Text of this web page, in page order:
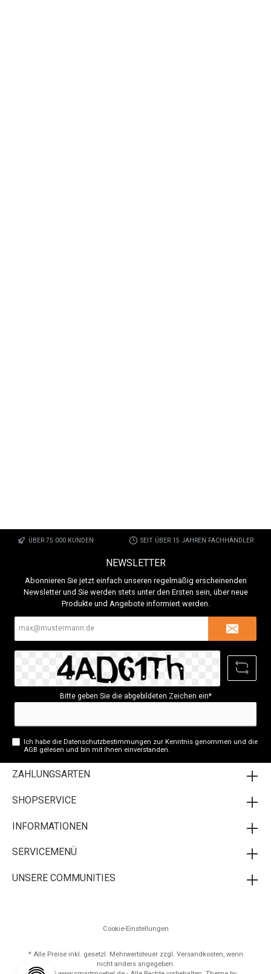
ÜBER 75.000 KUNDEN SEIT ÜBER 15 JAHREN FACHHÄNDLER
NEWSLETTER
Abonnieren Sie jetzt einfach unseren regelmäßig erscheinenden
Newsletter und Sie werden stets unter den Ersten sein, über neue
Produkte und Angebote informiert werden.
Bitte geben Sie die abgebildeten Zeichen ein*
Ich habe dieDatenschutzbestimmungen zur Kenntnis genommen und die
AGB gelesen und bin mit ihnen einverstanden.
ZAHLUNGSARTEN
SHOPSERVICE
INFORMATIONEN
SERVICEMENÜ
UNSERE COMMUNITIES
Cookie-Einstellungen
* Alle Preise inkl. gesetzl. Mehrwertsteuer zzgl. Versandkosten, wenn
nicht anders angegeben.